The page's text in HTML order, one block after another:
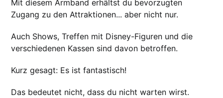
Mit diesem Armband erhältst du bevorzugten
Zugang zu den Attraktionen... aber nicht nur.
Auch Shows, Treffen mit Disney-Figuren und die
verschiedenen Kassen sind davon betroffen.
Kurz gesagt: Es ist fantastisch!
Das bedeutet nicht, dass du nicht warten wirst.